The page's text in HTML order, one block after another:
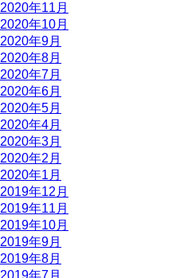
2020年11月
2020年10月
2020年9月
2020年8月
2020年7月
2020年6月
2020年5月
2020年4月
2020年3月
2020年2月
2020年1月
2019年12月
2019年11月
2019年10月
2019年9月
2019年8月
2019年7月